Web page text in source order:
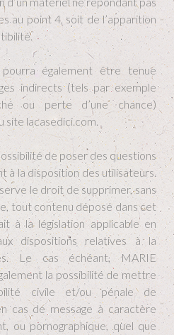
au point 4, soit de l’apparition
également être tenue
indirects (tels par exemple
ou perte d’une chance)
site lacasedici.com.
de poser des questions
à la disposition des utilisateurs.
le droit de supprimer, sans
tout contenu déposé dans cet
à la législation applicable en
dispositions relatives à la
Le cas échéant, MARIE
la possibilité de mettre
civile et/ou pénale de
cas de message à caractère
ou pornographique, quel que